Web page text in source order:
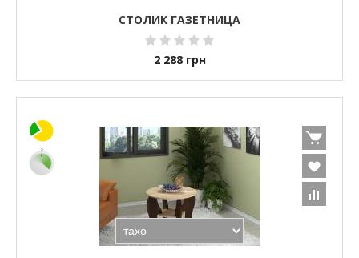
СТОЛИК ГАЗЕТНИЦА
2 288 грн